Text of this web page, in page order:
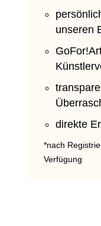
unseren
direkte
*nach
Verfügung